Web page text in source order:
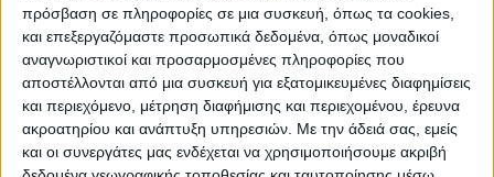
πρόσβαση σε πληροφορίες σε μια συσκευή, όπως τα cookies,
και επεξεργαζόμαστε προσωπικά δεδομένα, όπως μοναδικοί
αναγνωριστικοί και προσαρμοσμένες πληροφορίες που
αποστέλλονται από μια συσκευή για εξατομικευμένες διαφημίσεις
και περιεχόμενο, μέτρηση διαφήμισης και περιεχομένου, έρευνα
ακροατηρίου και ανάπτυξη υπηρεσιών. Με την άδειά σας, εμείς
και οι συνεργάτες μας ενδέχεται να χρησιμοποιήσουμε ακριβή
ΠΡΟΗΓΟΥΜΕΝΟ ΑΡΘΡΟ
Πρωταθλήτρια και η ομάδα
αγοριών του 4ου ΓΕΛ
Καρδίτσας στο βόλεϊ
ΕΠΟΜΕΝΟ ΑΡΘΡΟ
Τέμπη: Τα δύο πορίσματα και
τα γνήσια ηχητικά